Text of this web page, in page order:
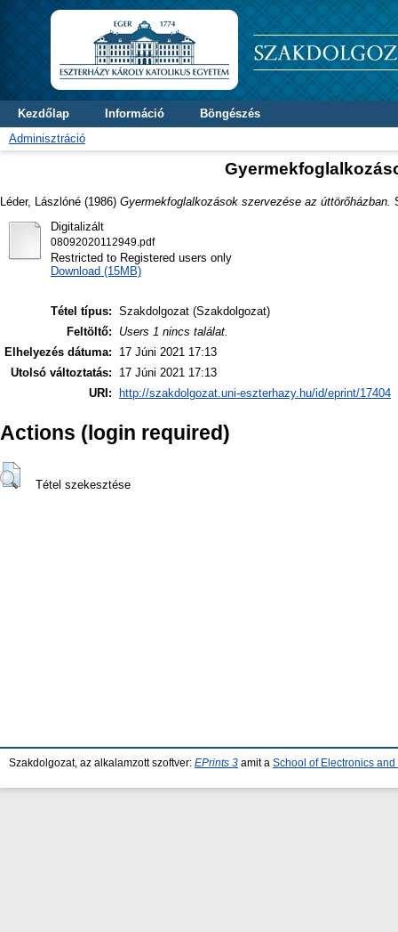
Kezdőlap Információ
Böngészés
Adminisztráció
Léder, Lászlóné (1986) Gyermekfoglalkozások szervezése az úttörőházban.
Digitalizált
08092020112949.pdf
Restricted to Registered users only
Download (15MB)
Tétel típus: Szakdolgozat (Szakdolgozat)
Feltöltő:
Users 1 nincs találat.
Elhelyezés dátuma:
17 Júni 2021 17:13
Utolsó változtatás:
17 Júni 2021 17:13
URI:
http://szakdolgozat.uni-eszterhazy.hu/id/eprint/17404
Actions (login required)
Tétel szekesztése
Szakdolgozat, az alkalamzott szoftver: EPrints 3 amit a School of Electronics